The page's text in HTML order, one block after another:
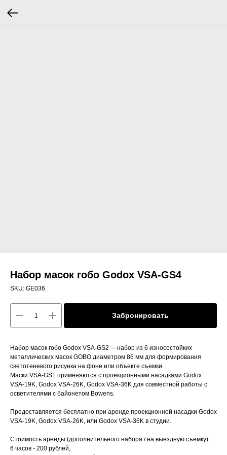
Набор масок гобо Godox VSA-GS4
SKU: GE036
Забронировать
Набор масок гобо Godox VSA-GS2 – набор из 6 износостойких
металлических масок GOBO диаметром 86 мм для формирования
светотеневого рисунка на фоне или объекте съемки.
Маски VSA-GS1 применяются с проекционными насадками Godox
VSA-19K, Godox VSA-26K, Godox VSA-36K для совместной работы с
осветителями с байонетом Bowens.
Предоставляется бесплатно при аренде проекционной насадки Godox
VSA-19K, Godox VSA-26K, или Godox VSA-36K в студии.
Стоимость аренды (дополнительного набора / на выездную съемку):
6 часов - 200 рублей,